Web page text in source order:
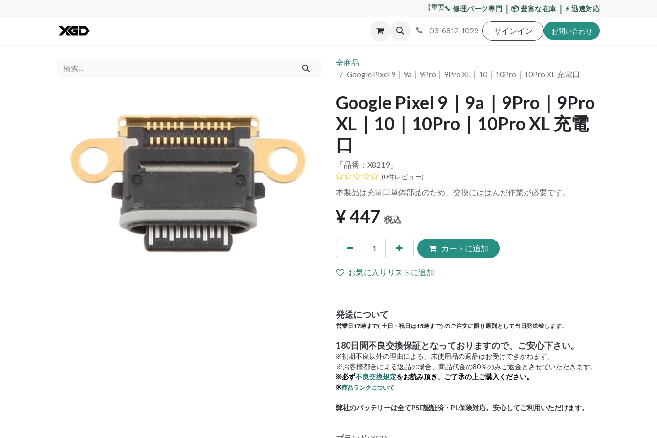
【重要】熊本地震・お盆期間の配送への影響について
🔧 修理パーツ専門 ｜ 📦 豊富な在庫 ｜ ⚡ 迅速対応
不良交換規定 ゲーム機 バッテリー 工具・備品 特価品 ポイントに関して
03-6812-1029 サインイン お問い​合わせ
全商品
Google Pixel 9｜9a｜9Pro｜9Pro XL｜10｜10Pro｜10Pro XL 充電口
Google Pixel 9｜9a｜9Pro｜9Pro
XL｜10｜10Pro｜10Pro XL 充電
口
「品番： X8219 」
(0件レビュー)
本製品は充電口単体部品のため、交換にははんだ作業が必要です。
¥447 税込
カートに追加
お気に入りリストに追加
発送について
営業日17時まで( 土日・祝日は15時まで) のご注文に限り原則として当日発送致します。
180日間不良交換保証となっておりますので、ご安心下さい。
※初期不良以外の理由による、未使用品の返品はお受けできかねます。
※お客様都合による返品の場合、商品代金の80％のみご返金とさせていただきます。
※必ず不良交換規定をお読み頂き、ご了承の上ご購入ください。
※商品ランクについて
弊社のバッテリーは全てPSE認証済・PL保険対応。安心してご利用いただけます。